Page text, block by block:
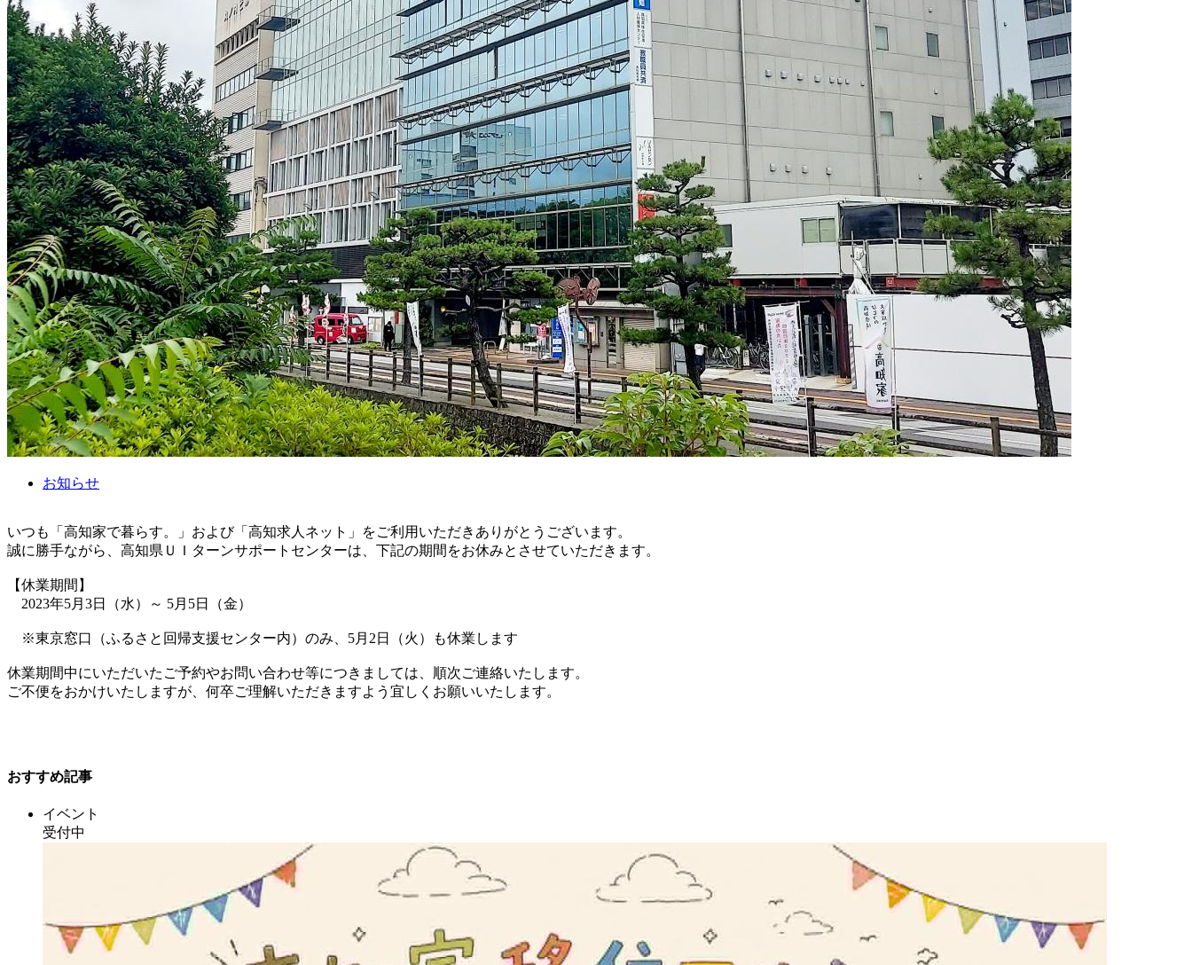
お知らせ
いつも「高知家で暮らす。」および「高知求人ネット」をご利用いただきありがとうございます。
誠に勝手ながら、高知県ＵＩターンサポートセンターは、下記の期間をお休みとさせていただきます。
【休業期間】
2023年5月3日（水）～ 5月5日（金）
※東京窓口（ふるさと回帰支援センター内）のみ、5月2日（火）も休業します
休業期間中にいただいたご予約やお問い合わせ等につきましては、順次ご連絡いたします。
ご不便をおかけいたしますが、何卒ご理解いただきますよう宜しくお願いいたします。
おすすめ記事
イベント
受付中